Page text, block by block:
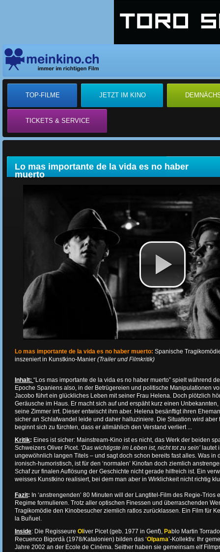
TOP-FILME JETZT IM KINO
TICKETS & SERVICE
Lo mas importante de la vida es no haber
muerto
Lo mas importante de la vida es no haber muerto: Spanische
inszeniert in Kunstkino-Manier (Trailer und Filmkritik)
Inhalt: “Los mas importante de la vida es no haber muerto” spielt während
Epoche Spaniens also, in der Betrügereien und politische Manipulationen
Jacobo führt ein glückliches Leben mit seiner Frau Helena. Doch plötzlich
Geräusche im Haus. Er macht sich auf und erspäht kurz einen
seine Zimmer irrt. Dieser entwischt ihm aber. Helena besänftigt ihren
sicher an Schlafwandel leide und daher halluziniere. Die Situation wird
beginnt sich zu fürchten, dass er allmählich den Verstand verliert ...
Kritik: Eines ist sicher: Mainstream-Kino ist es nicht, das Werk der beiden
Schweizers Oliver Picet. ‘Das wichtigste im Leben ist, nicht tot zu sein’ lautet
ungewöhnlich langen Titels – und sagt doch schon bereits fast alles. Was in
ironisch-humoristisch, ist für den ‘normalen’ Kinofan doch ziemlich
Schaf zur finalen Auflösung der Geschichte nicht gerade hilfreich ist. Ein
weisses Kunstkino realisiert, bei dem man aber in Wirklichkeit nicht richtig
Fazit: In ‘anstrengenden’ 80 Minuten will der Langtitel-Film des Regie-Trios
Regime formulieren. Trotz aller optischen Finessen und überraschenden
Tragikomödie den Kinobesucher ziemlich ratlos zurücklassen. Ein Film für
la Buñuel.
Inside: Die Regisseure Ol iver Picet (geb. 1977 in Genf), Pablo Martin
Recuenco Bigordà (1978/Katalonien) bilden das ‘Olpama’-Kollektiv. Ihr
Jahre 2002 an der Ecole de Cinèma. Seither haben sie gemeinsam elf